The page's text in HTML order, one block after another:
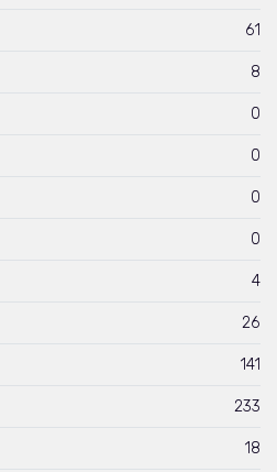
61
8
0
0
0
0
4
26
141
233
18